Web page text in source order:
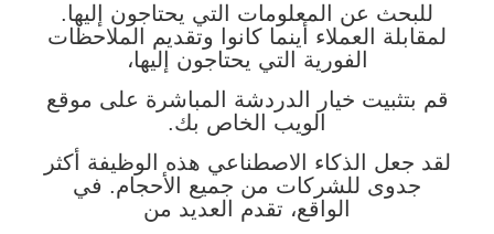
للبحث عن المعلومات التي يحتاجون إليها.
لمقابلة العملاء أينما كانوا وتقديم الملاحظات
الفورية التي يحتاجون إليها،
قم بتثبيت خيار الدردشة المباشرة على موقع
الويب الخاص بك.
لقد جعل الذكاء الاصطناعي هذه الوظيفة أكثر
جدوى للشركات من جميع الأحجام. في
الواقع، تقدم العديد من